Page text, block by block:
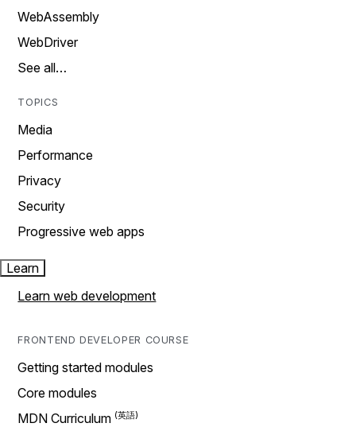
WebAssembly
WebDriver
See all…
TOPICS
Media
Performance
Privacy
Security
Progressive web apps
Learn
Learn web development
FRONTEND DEVELOPER COURSE
Getting started modules
Core modules
MDN Curriculum